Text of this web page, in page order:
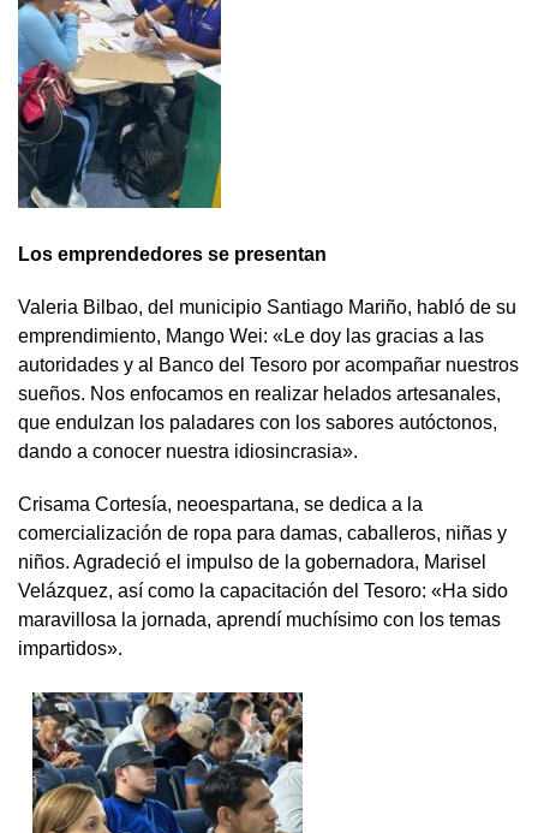
Los emprendedores se presentan
Valeria Bilbao, del municipio Santiago Mariño, habló de su
emprendimiento, Mango Wei: «Le doy las gracias a las
autoridades y al Banco del Tesoro por acompañar nuestros
sueños. Nos enfocamos en realizar helados artesanales,
que endulzan los paladares con los sabores autóctonos,
dando a conocer nuestra idiosincrasia».
Crisama Cortesía, neoespartana, se dedica a la
comercialización de ropa para damas, caballeros, niñas y
niños. Agradeció el impulso de la gobernadora, Marisel
Velázquez, así como la capacitación del Tesoro: «Ha sido
maravillosa la jornada, aprendí muchísimo con los temas
impartidos».